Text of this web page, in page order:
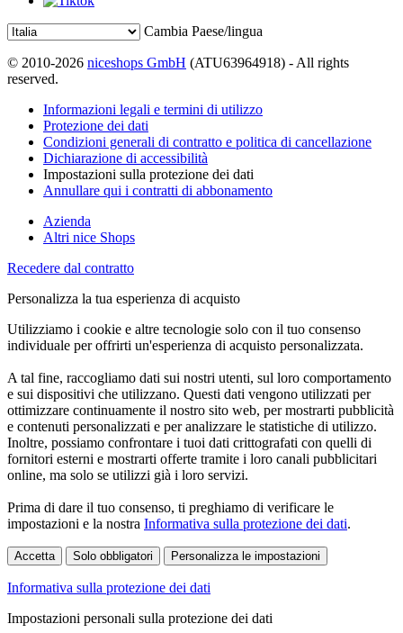
Cambia Paese/lingua
© 2010-2026 niceshops GmbH (ATU63964918) - All rights
reserved.
Informazioni legali e termini di utilizzo
Protezione dei dati
Condizioni generali di contratto e politica di cancellazione
Dichiarazione di accessibilità
Impostazioni sulla protezione dei dati
Annullare qui i contratti di abbonamento
Azienda
Altri nice Shops
Recedere dal contratto
Personalizza la tua esperienza di acquisto
Utilizziamo i cookie e altre tecnologie solo con il tuo consenso
individuale per offrirti un'esperienza di acquisto personalizzata.
A tal fine, raccogliamo dati sui nostri utenti, sul loro comportamento
e sui dispositivi che utilizzano. Questi dati vengono utilizzati per
ottimizzare continuamente il nostro sito web, per mostrarti pubblicità
e contenuti personalizzati e per analizzare le statistiche di utilizzo.
Inoltre, possiamo confrontare i tuoi dati crittografati con quelli di
fornitori esterni e mostrarti offerte tramite i loro canali pubblicitari
online, ma solo se utilizzi già i loro servizi.
Prima di dare il tuo consenso, ti preghiamo di verificare le
impostazioni e la nostra Informativa sulla protezione dei dati.
Accetta Solo obbligatori Personalizza le impostazioni
Informativa sulla protezione dei dati
Impostazioni personali sulla protezione dei dati